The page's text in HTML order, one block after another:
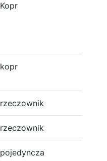
Kopr
kopr
rzeczownik
rzeczownik
pojedyncza